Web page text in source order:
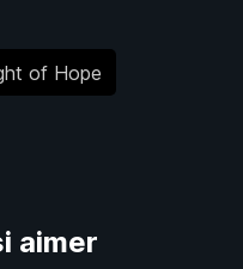
of Hope
aimer